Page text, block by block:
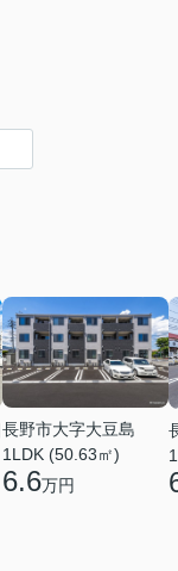
長野市大字大豆島
1LDK (50.63㎡)
6.6万円